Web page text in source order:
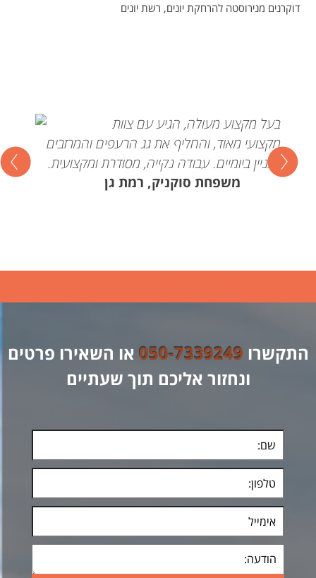
דוקרנים מנירוסטה להרחקת יונים, רשת יונים
בעל מקצוע מעולה, הגיע עם צוות
מקצועי מאוד, והחליף את גג הרעפים והמרזבים
בבניין ביומיים. עבודה נקייה, מסודרת ומקצועית.
משפחת סוקניק, רמת גן
מלני, רמת גן
התקשרו 050-7339249 או השאירו פרטים
ונחזור אליכם תוך שעתיים